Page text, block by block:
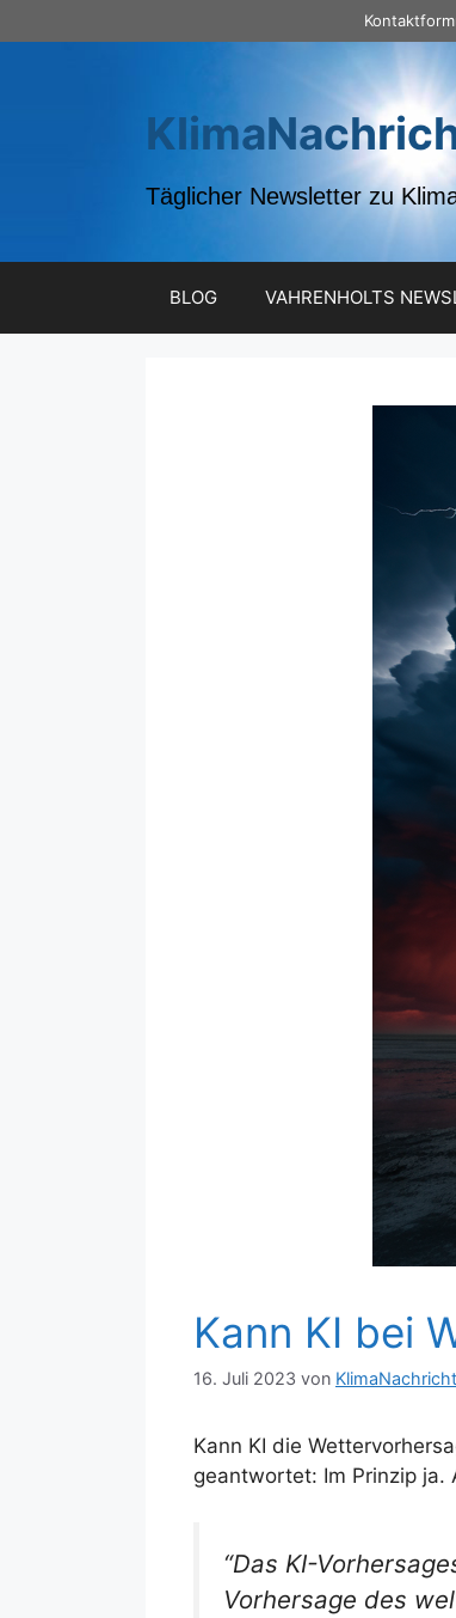
Inhalt
Täglicher Newsletter zu
BLOG VAHRENHOLTS
Kann KI bei
16. Juli 2023 von
Kann KI die
geantwortet: Im Prinzip ja.
“Das KI-
Vorhersage des